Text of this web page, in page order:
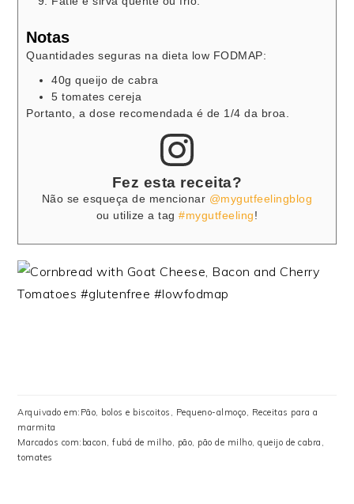
Notas
Quantidades seguras na dieta low FODMAP:
40g queijo de cabra
5 tomates cereja
Portanto, a dose recomendada é de 1/4 da broa.
Fez esta receita?
Não se esqueça de mencionar @mygutfeelingblog
ou utilize a tag#mygutfeeling!
Arquivado em: Pão, bolos e biscoitos , Pequeno-almoço, Receitas para a
marmita
Marcados com: bacon,fubá de milho, pão, pão de milho,queijo de cabra ,
tomates